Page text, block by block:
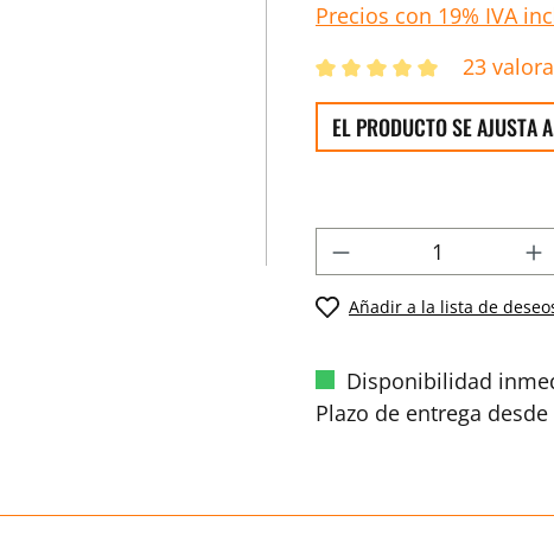
Precios con 19% IVA
23
EL PRODUCTO SE AJUSTA
Añadir a la lista de
Disponibilidad
Plazo de entrega